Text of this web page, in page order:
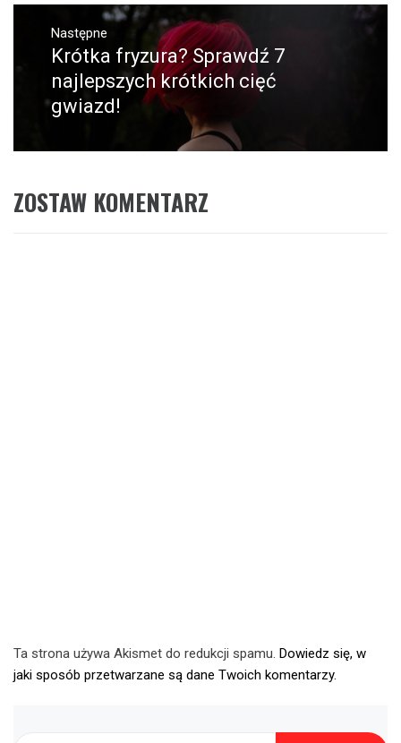
Następne
Następny
post:
Krótka fryzura? Sprawdź 7
najlepszych krótkich cięć
gwiazd!
ZOSTAW KOMENTARZ
Ta strona używa Akismet do redukcji spamu. Dowiedz się, w
jaki sposób przetwarzane są dane Twoich komentarzy.